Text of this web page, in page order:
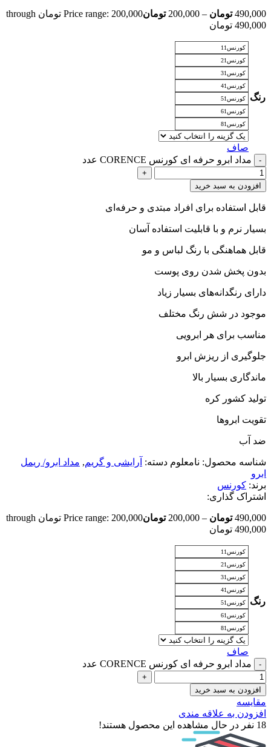
490,000 تومان –
200,000 تومان
Price range: 200,000 تومان through
490,000 تومان
رنگ
کورنس11
کورنس21
کورنس31
کورنس41
کورنس51
کورنس61
کورنس81
صاف
مداد ابرو حرفه ای کورنس CORENCE عدد
افزودن به سبد خرید
قابل استفاده برای افراد مبتدی و حرفه‌ای
بسیار نرم و با قابلیت استفاده آسان
قابل هماهنگی با رنگ لباس و مو
بدون پخش شدن روی پوست
دارای رنگدانه‌های بسیار زیاد
موجود در شش رنگ مختلف
مناسب برای هر ابرویی
جلوگیری از ریزش ابرو
ماندگاری بسیار بالا
تولید کشور کره
تقویت ابروها
ضد آب
شناسه محصول: نامعلوم دسته: آرایشی و گریم, مداد ابرو/ ریمل
ابرو
برند: کورنس
اشتراک گذاری:
490,000 تومان –
200,000 تومان
Price range: 200,000 تومان through
490,000 تومان
رنگ
کورنس11
کورنس21
کورنس31
کورنس41
کورنس51
کورنس61
کورنس81
صاف
مداد ابرو حرفه ای کورنس CORENCE عدد
افزودن به سبد خرید
مقایسه
افزودن به علاقه مندی
18 نفر در حال مشاهده این محصول هستند!